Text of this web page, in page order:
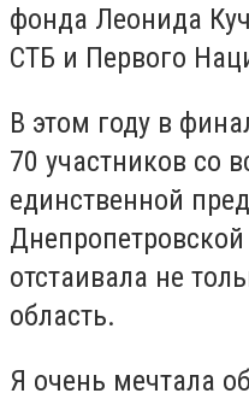
фонда Леонида
СТБ и Первого
В этом году в
70 участников со
единственной
отстаивала не
область.
Я очень мечтала